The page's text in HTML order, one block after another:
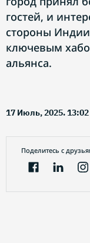
гостей, и
стороны Индии
ключевым
альянса.
17 Июль, 2025. 13:02
Поделитесь с